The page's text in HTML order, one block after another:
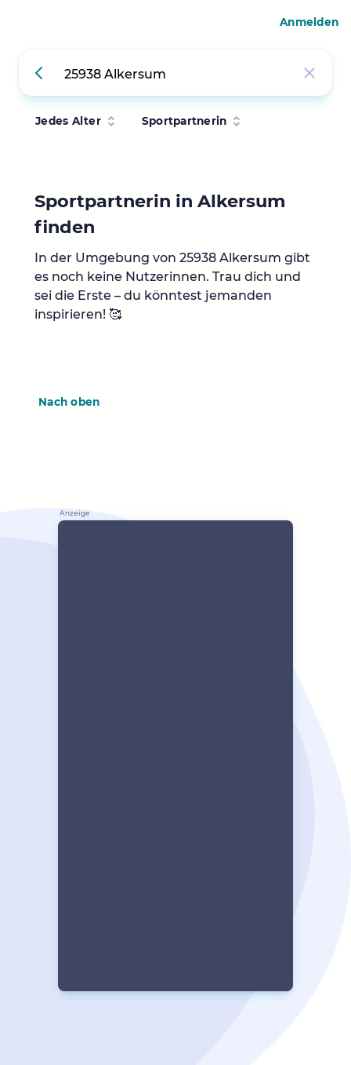
Jedes Alter Sportpartnerin
Sportpartnerin in Alkersum
finden
In der Umgebung von 25938 Alkersum gibt
es noch keine Nutzerinnen. Trau dich und
sei die Erste – du könntest jemanden
inspirieren! 🥰
Nach oben
Anmelden